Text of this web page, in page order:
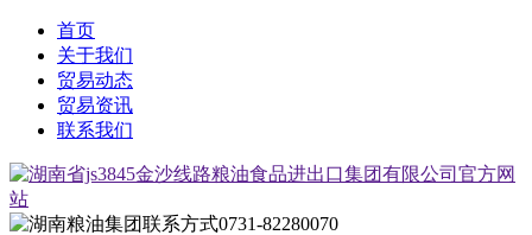
首页
关于我们
贸易动态
贸易资讯
联系我们
0731-82280070